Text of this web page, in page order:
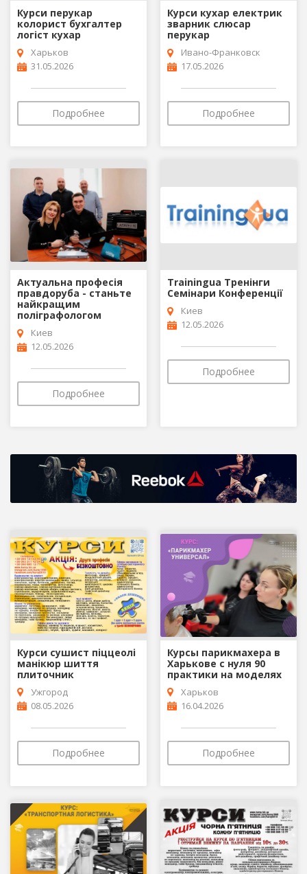
Курси перукар
колорист бухгалтер
логіст кухар
Харьков
31.05.2026
Подробнее
Курси кухар електрик
зварник слюсар
перукар
Ивано-Франковск
17.05.2026
Подробнее
Актуальна професія
правдоруба - станьте
найкращим
поліграфологом
Киев
12.05.2026
Подробнее
Trainingua Тренінги
Семінари Конференції
Киев
12.05.2026
Подробнее
Курси сушист піццеолі
манікюр шиття
плиточник
Ужгород
08.05.2026
Подробнее
Курсы парикмахера в
Харькове с нуля 90
практики на моделях
Харьков
16.04.2026
Подробнее